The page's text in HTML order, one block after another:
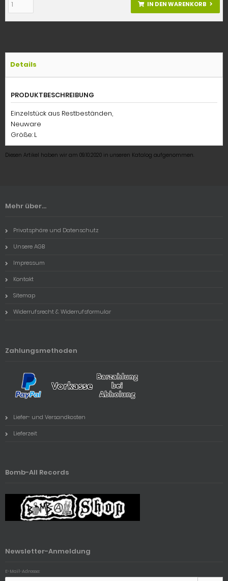
IN DEN WARENKORB
Details
PRODUKTBESCHREIBUNG
Einzelstück aus Restbeständen,
Neuware
Größe: L
Diesen Artikel haben wir am 09.10.2020 in unseren Katalog aufgenommen.
Mehr über...
Privatsphäre und Datenschutz
Unsere AGB
Impressum
Kontakt
Sitemap
Widerrufsrecht & Widerrufsformular
Zahlungsmethoden
Liefer- und Versandkosten
Lieferzeit
Bomb-All Records
Newsletter-Anmeldung
E-Mail-Adresse: